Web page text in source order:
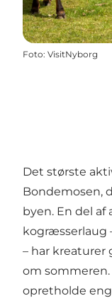
Foto: VisitNyborg
Det største
Bondemosen,
byen. En del
kogræsserlaug
– har kreaturer
om
opretholde